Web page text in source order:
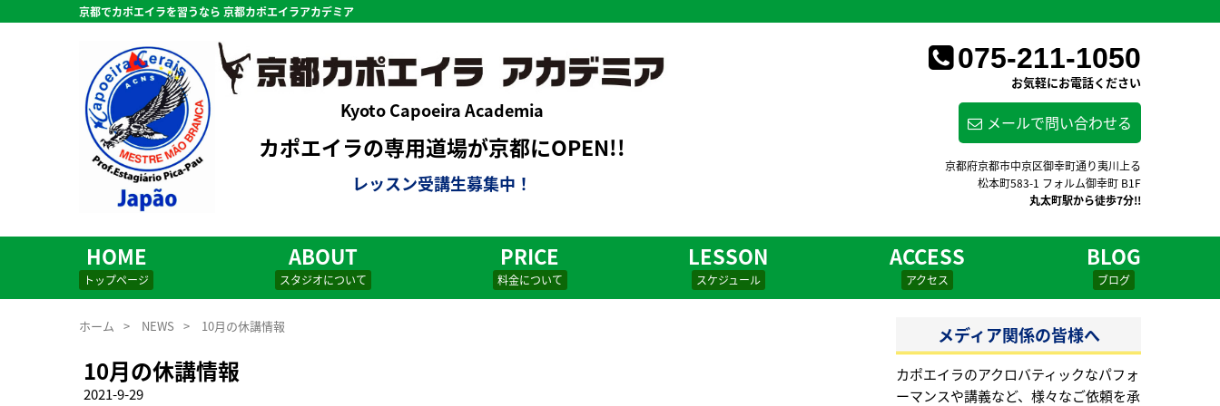
京都でカポエイラを習うなら 京都カポエイラアカデミア
Kyoto Capoeira Academia
カポエイラの専用道場が京都にOPEN!!
レッスン受講生募集中！
075-211-1050
お気軽にお電話ください
メールで問い合わせる
京都府京都市中京区御幸町通り夷川上る
松本町583-1 フォルム御幸町 B1F
丸太町駅から徒歩7分!!
HOME
トップページ
ABOUT
スタジオについて
PRICE
料金について
LESSON
スケジュール
ACCESS
アクセス
BLOG
ブログ
ホーム > NEWS > 10月の休講情報
10月の休講情報
2021-9-29
メディア関係の皆様へ
カポエイラのアクロバティックなパフォ
ーマンスや講義など、様々なご依頼を承